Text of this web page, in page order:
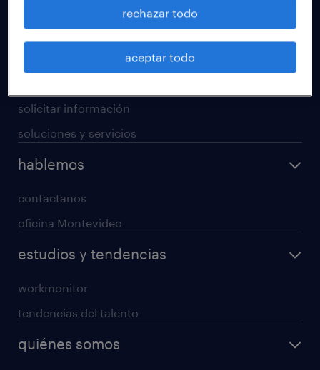
professional
solicitar información
soluciones y servicios
hablemos
contactanos
oficina Montevideo
estudios y tendencias
workmonitor
tendencias del talento
quiénes somos
rechazar todo
aceptar todo